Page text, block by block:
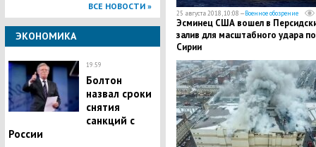
ВСЕ НОВОСТИ »
ЭКОНОМИКА
19:59
Болтон
назвал сроки
снятия
санкций с
России
25 августа 2018, 10:08 —Военное обозрение
Эсминец США вошел в
залив для масштабного удара по
Сирии